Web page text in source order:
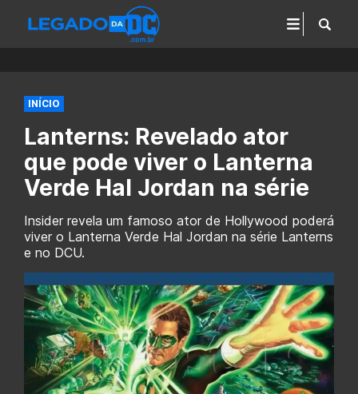
INÍCIO
Lanterns: Revelado ator
que pode viver o Lanterna
Verde Hal Jordan na série
Insider revela um famoso ator de Hollywood poderá
viver o Lanterna Verde Hal Jordan na série Lanterns
e no DCU.